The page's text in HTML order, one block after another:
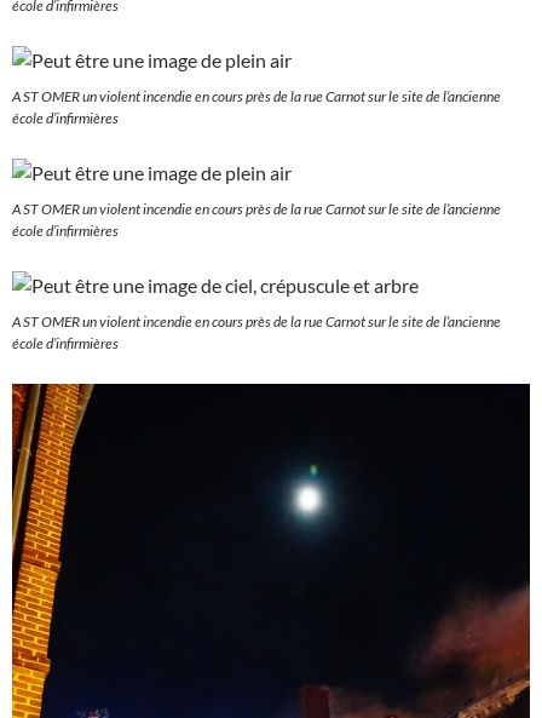
école d’infirmières
A ST OMER un violent incendie en cours près de la rue Carnot sur le site de l’ancienne
école d’infirmières
A ST OMER un violent incendie en cours près de la rue Carnot sur le site de l’ancienne
école d’infirmières
A ST OMER un violent incendie en cours près de la rue Carnot sur le site de l’ancienne
école d’infirmières